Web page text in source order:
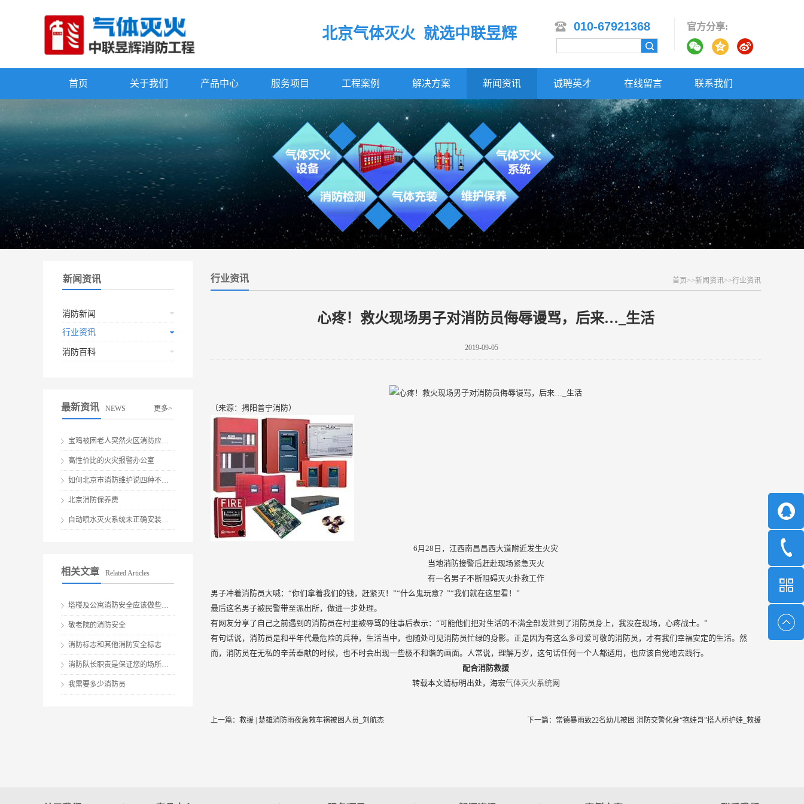
北京气体灭火 就选中联昱辉 010-67921368 官方分享:
首页 关于我们 产品中心 服务项目 工程案例 解决方案 新闻资讯 诚聘英才 在线留言 联系我们
新闻资讯
消防新闻
行业资讯
消防百科
最新资讯 NEWS 更多>
宝鸡被困老人突然火区消防应急救援
高性价比的火灾报警办公室
如何北京市消防维护说四种不要做伤害
北京消防保养费
自动喷水灭火系统未正确安装就会有安全隐患
相关文章 Related Articles
塔楼及公寓消防安全应该做些什么？
敬老院的消防安全
消防标志和其他消防安全标志
消防队长职责是保证您的场所、员工和客户安全的关键
我需要多少消防员
行业资讯 首页 >>新闻资讯>>行业资讯
心疼！救火现场男子对消防员侮辱谩骂，后来…_生活
2019-09-05
（来源：揭阳普宁消防）
6月28日，江西南昌昌西大道附近发生火灾
当地消防接警后赶赴现场紧急灭火
有一名男子不断阻碍灭火扑救工作
男子冲着消防员大喊：“你们拿着我们的钱，赶紧灭！”“什么鬼玩意？”“我们就在这里看！”
最后这名男子被民警带至派出所，做进一步处理。
有网友分享了自己之前遇到的消防员在村里被辱骂的往事后表示：“可能他们把对生活的不满全部发泄到了消防员身上，我没在现场，心疼战士。”
有句话说，消防员是和平年代最危险的兵种，生活当中，也随处可见消防员忙绿的身影。正是因为有这么多可爱可敬的消防员，才有我们幸福安定的生活。然
而，消防员在无私的辛苦奉献的时候，也不时会出现一些极不和谐的画面。人常说，理解万岁，这句话任何一个人都适用，也应该自觉地去践行。
配合消防救援
转载本文请标明出处，海宏气体灭火系统网
上一篇： 救援 | 楚雄消防雨夜急救车祸被困人员_刘航杰 下一篇： 常德暴雨致22名幼儿被困 消防交警化身“抱娃哥”搭人桥护娃_救援